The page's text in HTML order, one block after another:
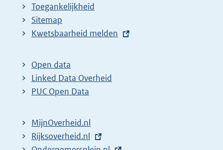
Toegankelijkheid
Sitemap
E
t
e
r
l
i
Kwetsbaarheid melden
Open data
Linked Data Overheid
PUC Open Data
MijnOverheid.nl
E
Rijksoverheid.nl